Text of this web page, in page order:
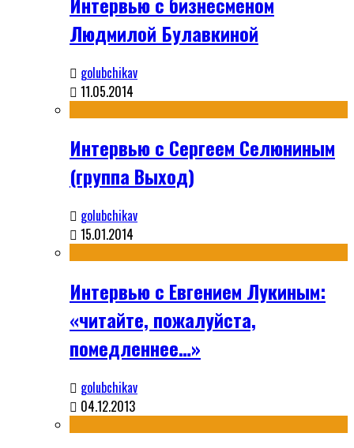
Людмилой Булавкиной
golubchikav
11.05.2014
Интервью с Сергеем Селюниным
(группа Выход)
golubchikav
15.01.2014
Интервью с Евгением Лукиным:
«читайте, пожалуйста,
помедленнее…»
golubchikav
04.12.2013